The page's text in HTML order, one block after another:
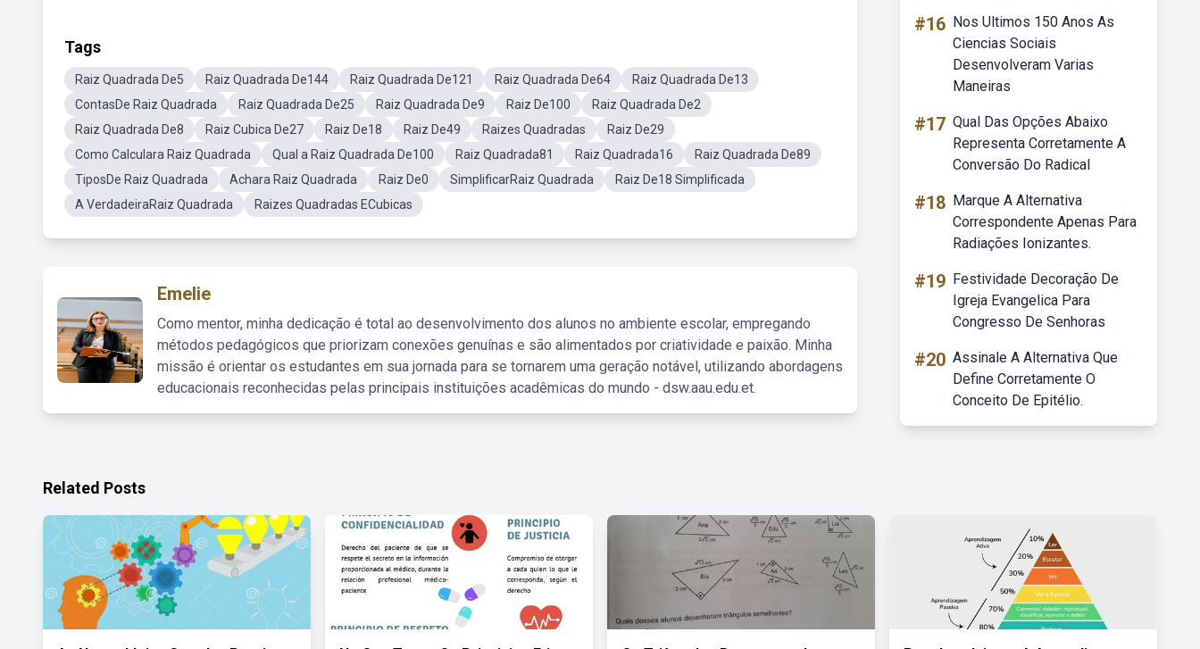
Tags
Raiz Quadrada De5 Raiz Quadrada De144 Raiz Quadrada De121 Raiz Quadrada De64
Raiz Quadrada De13
ContasDe Raiz Quadrada
Raiz Quadrada De25 Raiz Quadrada De9 Raiz De100
Raiz Quadrada De2
Raiz Quadrada De8
Raiz Cubica De27 Raiz De18 Raiz De49 Raizes Quadradas
Raiz De29
Como Calculara Raiz Quadrada
Qual a Raiz Quadrada De100 Raiz Quadrada81 Raiz Quadrada16
Raiz Quadrada De89
TiposDe Raiz Quadrada
Achara Raiz Quadrada Raiz De0 SimplificarRaiz Quadrada
Raiz De18 Simplificada
A VerdadeiraRaiz Quadrada
Raizes Quadradas ECubicas
Emelie
Como mentor, minha dedicação é total ao desenvolvimento dos alunos no ambiente escolar, empregando
métodos pedagógicos que priorizam conexões genuínas e são alimentados por criatividade e paixão. Minha
missão é orientar os estudantes em sua jornada para se tornarem uma geração notável, utilizando abordagens
educacionais reconhecidas pelas principais instituições acadêmicas do mundo - dsw.aau.edu.et.
#16 Nos Ultimos 150 Anos As
Ciencias Sociais
Desenvolveram Varias
Maneiras
#17 Qual Das Opções Abaixo
Representa Corretamente A
Conversão Do Radical
#18 Marque A Alternativa
Correspondente Apenas Para
Radiações Ionizantes.
#19 Festividade Decoração De
Igreja Evangelica Para
Congresso De Senhoras
#20 Assinale A Alternativa Que
Define Corretamente O
Conceito De Epitélio.
Related Posts